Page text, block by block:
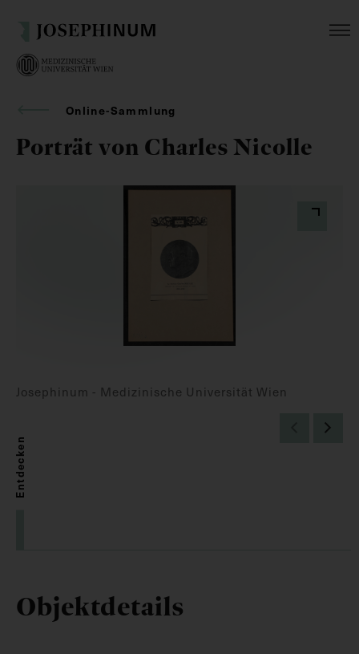
Online-Sammlung
Porträt von Charles Nicolle
Josephinum - Medizinische Universität Wien
Entdecken
Objektdetails